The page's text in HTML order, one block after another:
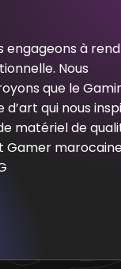
engageons à
Nous
que le
qui nous
matériel de
Gamer